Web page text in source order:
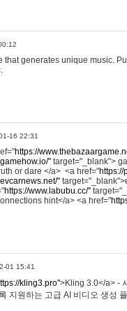
that generates unique music.
16 22:31
https://
" target="_blank">
or dare </a> <a href="https://
"
https://www.labubu.cc/"
hint</a> <a href="
01 15:41
kling3.pro">Kling 3.0</a> -
지원하는 고급 AI 비디오 생성